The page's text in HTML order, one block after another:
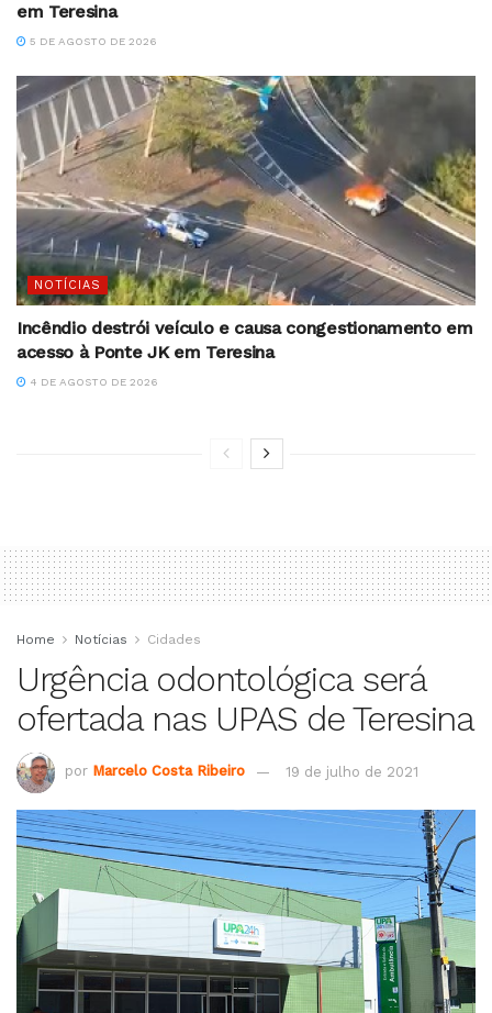
em Teresina
5 DE AGOSTO DE 2026
NOTÍCIAS
Incêndio destrói veículo e causa congestionamento em
acesso à Ponte JK em Teresina
4 DE AGOSTO DE 2026
Home Notícias Cidades
Urgência odontológica será
ofertada nas UPAS de Teresina
por Marcelo Costa Ribeiro 19 de julho de 2021